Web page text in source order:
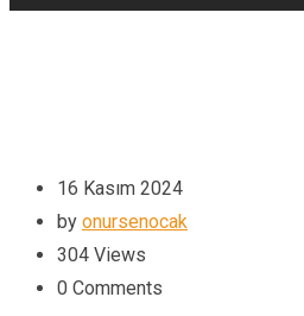
16 Kasım 2024
by onursenocak
304 Views
0 Comments